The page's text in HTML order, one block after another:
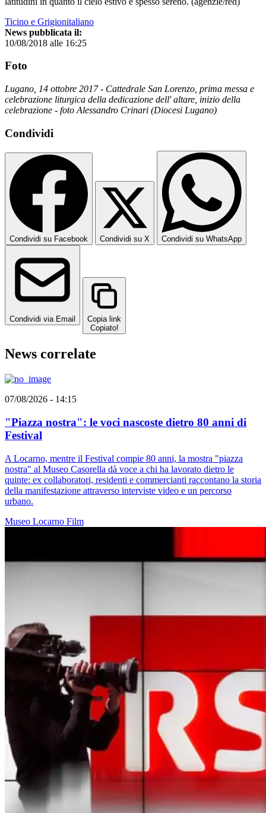
Ticino e Grigionitaliano
News pubblicata il:
10/08/2018 alle 16:25
Foto
Lugano, 14 ottobre 2017 - Cattedrale San Lorenzo, prima messa e
celebrazione liturgica della dedicazione dell' altare, inizio della
celebrazione - foto Alessandro Crinari (Diocesi Lugano)
Condividi
Condividi su Facebook Condividi su X Condividi su WhatsApp
Condividi via Email
Copia link
Copiato!
News correlate
07/08/2026 - 14:15
"Piazza nostra": le voci nascoste dietro 80 anni di
Festival
A Locarno, mentre il Festival compie 80 anni, la mostra "piazza
nostra" al Museo Casorella dà voce a chi ha lavorato dietro le
quinte: ex collaboratori, residenti e commercianti raccontano la storia
della manifestazione attraverso interviste video e un percorso
urbano.
Museo Locarno Film